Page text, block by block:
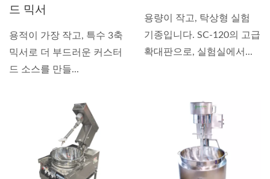
드 믹서
용적이 가장 작고, 특수 3축
믹서로 더 부드러운 커스터
드 소스를 만들...
용량이 작고, 탁상형 실험
기종입니다. SC-120의 고급
확대판으로, 실험실에서...